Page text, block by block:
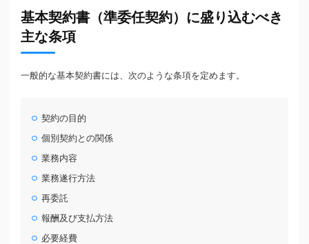
基本契約書（準委任契約）に盛り込むべき
主な条項
一般的な基本契約書には、次のような条項を定めます。
契約の目的
個別契約との関係
業務内容
業務遂行方法
再委託
報酬及び支払方法
必要経費